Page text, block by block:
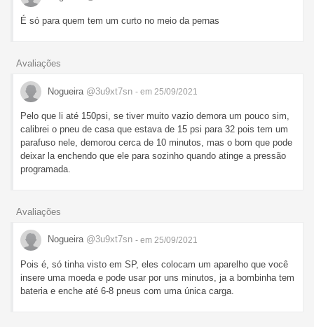
É só para quem tem um curto no meio da pernas
Avaliações
Nogueira @3u9xt7sn - em 25/09/2021
Pelo que li até 150psi, se tiver muito vazio demora um pouco sim,
calibrei o pneu de casa que estava de 15 psi para 32 pois tem um
parafuso nele, demorou cerca de 10 minutos, mas o bom que pode
deixar la enchendo que ele para sozinho quando atinge a pressão
programada.
Avaliações
Nogueira @3u9xt7sn - em 25/09/2021
Pois é, só tinha visto em SP, eles colocam um aparelho que você
insere uma moeda e pode usar por uns minutos, ja a bombinha tem
bateria e enche até 6-8 pneus com uma única carga.